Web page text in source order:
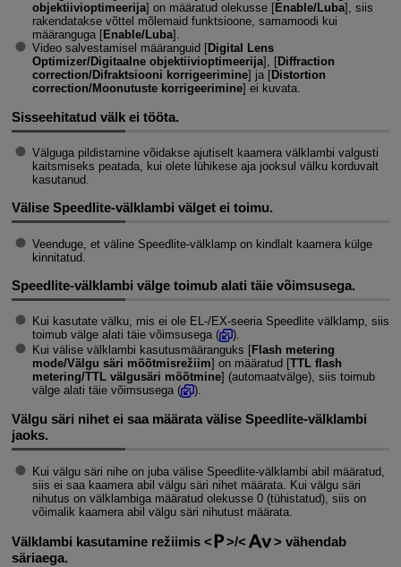
objektiivioptimeerija] on määratud olekusse [Enable/Luba], siis
rakendatakse võttel mõlemaid funktsioone, samamoodi kui
määranguga [Enable/Luba].
Video salvestamisel määranguid [Digital Lens
Optimizer/Digitaalne objektiivioptimeerija], [Diffraction
correction/Difraktsiooni korrigeerimine] ja [Distortion
correction/Moonutuste korrigeerimine] ei kuvata.
Sisseehitatud välk ei tööta.
Välguga pildistamine võidakse ajutiselt kaamera välklambi valgusti
kaitsmiseks peatada, kui olete lühikese aja jooksul välku korduvalt
kasutanud.
Välise Speedlite-välklambi välget ei toimu.
Veenduge, et väline Speedlite-välklamp on kindlalt kaamera külge
kinnitatud.
Speedlite-välklambi välge toimub alati täie võimsusega.
Kui kasutate välku, mis ei ole EL-/EX-seeria Speedlite välklamp, siis
toimub välge alati täie võimsusega (
).
Kui välise välklambi kasutusmääranguks [Flash metering
mode/Välgu säri mõõtmisrežiim] on määratud [TTL flash
metering/TTL välgusäri mõõtmine] (automaatvälge), siis toimub
välge alati täie võimsusega (
).
Välgu säri nihet ei saa määrata välise Speedlite-välklambi
jaoks.
Kui välgu säri nihe on juba välise Speedlite-välklambi abil määratud,
siis ei saa kaamera abil välgu säri nihet määrata. Kui välgu säri
nihutus on välklambiga määratud olekusse 0 (tühistatud), siis on
võimalik kaamera abil välgu säri nihutust määrata.
Välklambi kasutamine režiimis /
vähendab
säriaega.